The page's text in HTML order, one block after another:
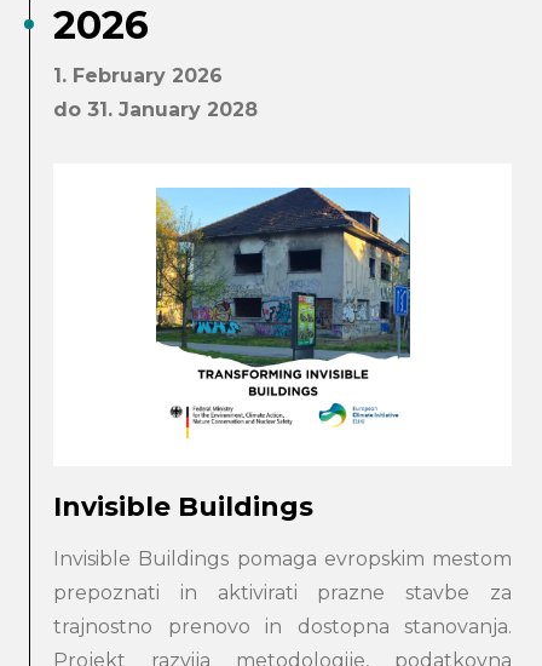
2026
1. February 2026
do 31. January 2028
Invisible Buildings
Invisible Buildings pomaga evropskim mestom
prepoznati in aktivirati prazne stavbe za
trajnostno prenovo in dostopna stanovanja.
Projekt razvija metodologije, podatkovna